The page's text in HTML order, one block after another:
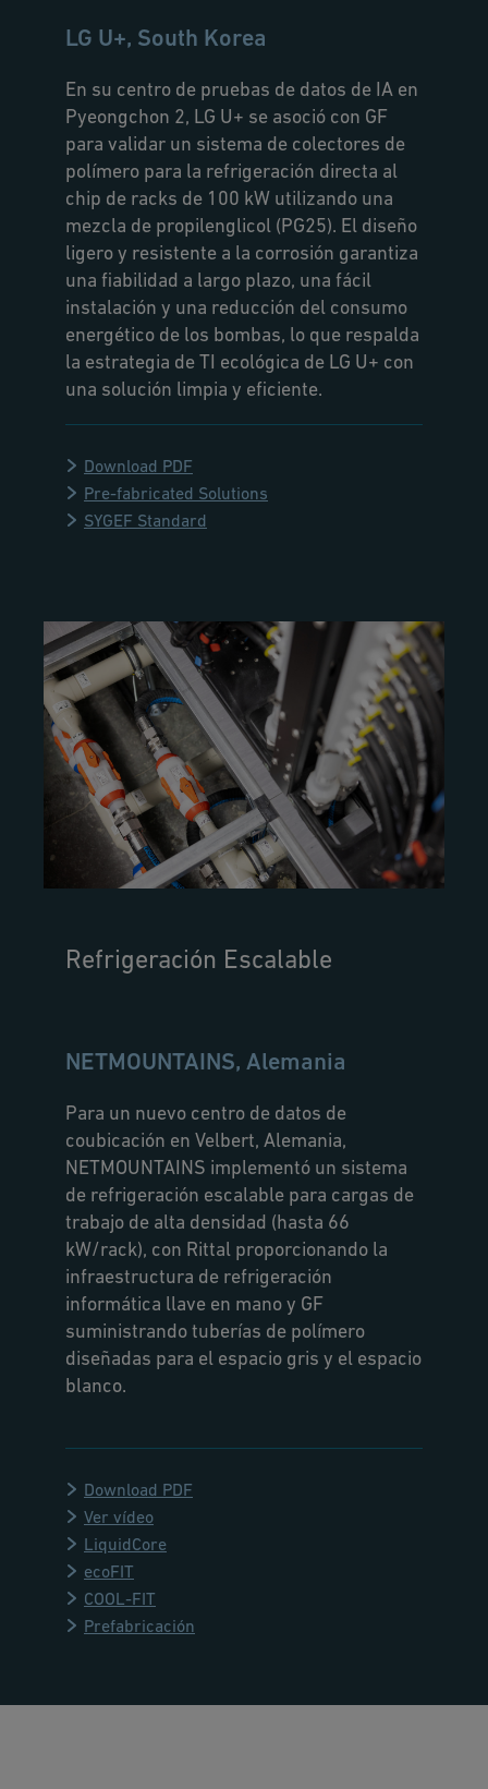
LG U+, South Korea
En su centro de pruebas de datos de IA en
Pyeongchon 2, LG U+ se asoció con GF
para validar un sistema de colectores de
polímero para la refrigeración directa al
chip de racks de 100 kW utilizando una
mezcla de propilenglicol (PG25). El diseño
ligero y resistente a la corrosión garantiza
una fiabilidad a largo plazo, una fácil
instalación y una reducción del consumo
energético de los bombas, lo que respalda
la estrategia de TI ecológica de LG U+ con
una solución limpia y eficiente.
Download PDF
Pre-fabricated Solutions
SYGEF Standard
Refrigeración Escalable
NETMOUNTAINS, Alemania
Para un nuevo centro de datos de
coubicación en Velbert, Alemania,
NETMOUNTAINS implementó un sistema
de refrigeración escalable para cargas de
trabajo de alta densidad (hasta 66
kW/rack), con Rittal proporcionando la
infraestructura de refrigeración
informática llave en mano y GF
suministrando tuberías de polímero
diseñadas para el espacio gris y el espacio
blanco.
Download PDF
Ver vídeo
LiquidCore
ecoFIT
COOL-FIT
Prefabricación